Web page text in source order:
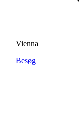
Vienna
Besøg